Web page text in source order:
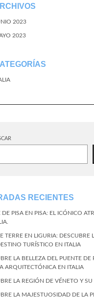
2023
2023
RECIENTES
DE PISA EN PISA: EL ICÓNICO
TERRE EN LIGURIA: DESCUBRE
TURÍSTICO EN ITALIA
LA BELLEZA DEL PUENTE DE
ARQUITECTÓNICA EN ITALIA
LA REGIÓN DE VÉNETO Y
LA MAJESTUOSIDAD DE LA